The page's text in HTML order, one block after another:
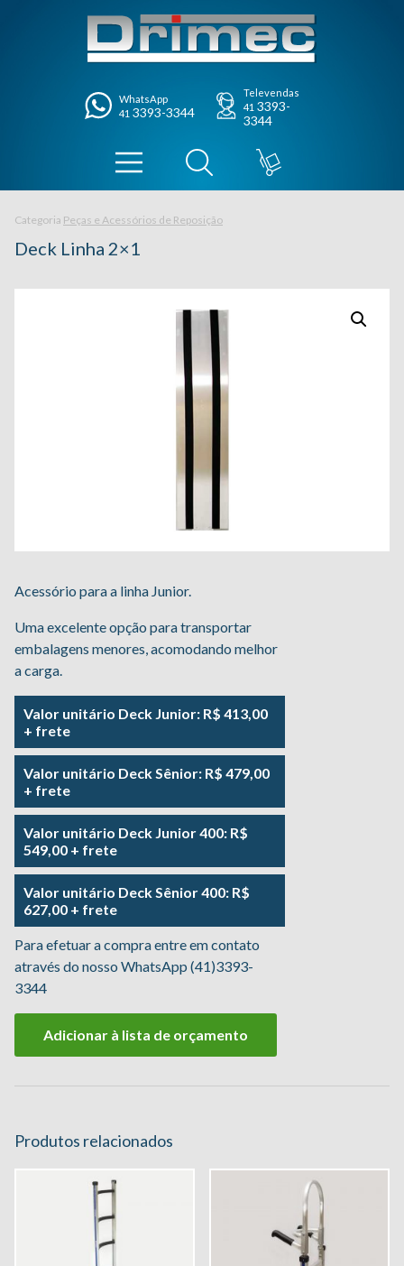
WhatsApp
41 3393-3344
Televendas
41 3393-
3344
Categoria Peças e Acessórios de Reposição
Deck Linha 2×1
Acessório para a linha Junior.
Uma excelente opção para transportar
embalagens menores, acomodando melhor
a carga.
Valor unitário Deck Junior: R$ 413,00
+ frete
Valor unitário Deck Sênior: R$ 479,00
+ frete
Valor unitário Deck Junior 400: R$
549,00 + frete
Valor unitário Deck Sênior 400: R$
627,00 + frete
Para efetuar a compra entre em contato
através do nosso WhatsApp (41)3393-
3344
Adicionar à lista de orçamento
Produtos relacionados